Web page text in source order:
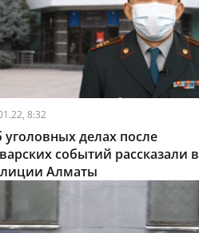
8:32
уголовных делах после
событий рассказали в
Алматы